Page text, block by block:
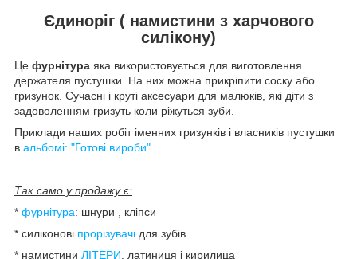
Єдиноріг ( намистини з харчового
силікону)
Це фурнітура яка використовується для виготовлення
держателя пустушки .На них можна прикріпити соску або
гризунок. Сучасні і круті аксесуари для малюків, які діти з
задоволенням гризуть коли ріжуться зуби.
Приклади наших робіт іменних гризунків і власників пустушки
в альбомі: "Готові вироби".
Так само у продажу є:
* фурнітура: шнури , кліпси
* силіконові прорізувачі для зубів
* намистини ЛІТЕРИ, латиниця і кирилица